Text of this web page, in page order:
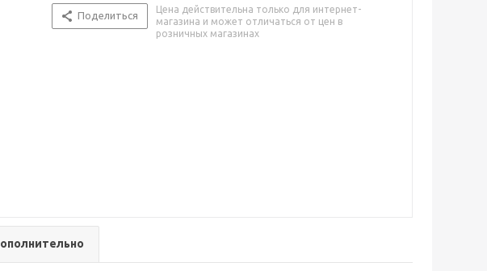
Поделиться
Цена действительна только для интернет-
магазина и может отличаться от цен в
розничных магазинах